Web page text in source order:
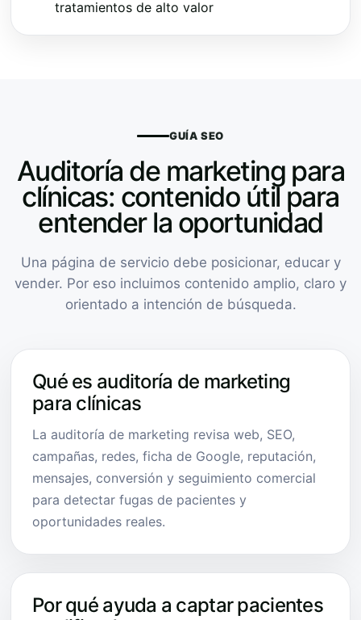
tratamientos de alto valor
GUÍA SEO
Auditoría de marketing para
clínicas: contenido útil para
entender la oportunidad
Una página de servicio debe posicionar, educar y
vender. Por eso incluimos contenido amplio, claro y
orientado a intención de búsqueda.
Qué es auditoría de marketing
para clínicas
La auditoría de marketing revisa web, SEO,
campañas, redes, ficha de Google, reputación,
mensajes, conversión y seguimiento comercial
para detectar fugas de pacientes y
oportunidades reales.
Por qué ayuda a captar pacientes